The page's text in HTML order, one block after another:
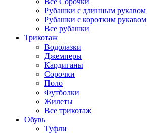
Рубашки с длинным рукавом
Рубашки с коротким рукавом
Все рубашки
Трикотаж
Водолазки
Джемперы
Кардиганы
Сорочки
Поло
Футболки
Жилеты
Все трикотаж
Обувь
Туфли